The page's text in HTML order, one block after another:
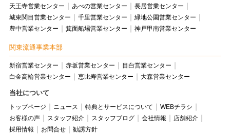
天王寺営業センター
あべの営業センター
長居営業センター
城東関目営業センター
千里営業センター
緑地公園営業センター
豊中営業センター
箕面船場営業センター 神戸甲南営業センター
関東流通事業本部
新宿営業センター 赤坂営業センター
目白営業センター
白金高輪営業センター
恵比寿営業センター 大森営業センター
当社について
トップページ ニュース 特典とサービスについて
WEBチラシ
お客様の声
スタッフ紹介 スタッフブログ 会社情報
店舗紹介
採用情報
お問合せ 勧誘方針